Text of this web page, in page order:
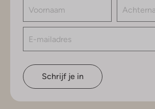
Schrijf je in